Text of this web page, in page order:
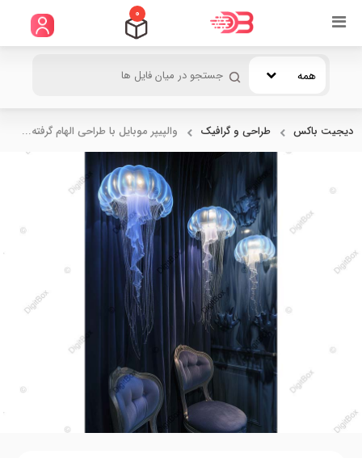
0
همه
دیجیت باکس طراحی و گرافیک والپیپر موبایل با طراحی الهام گرفته...